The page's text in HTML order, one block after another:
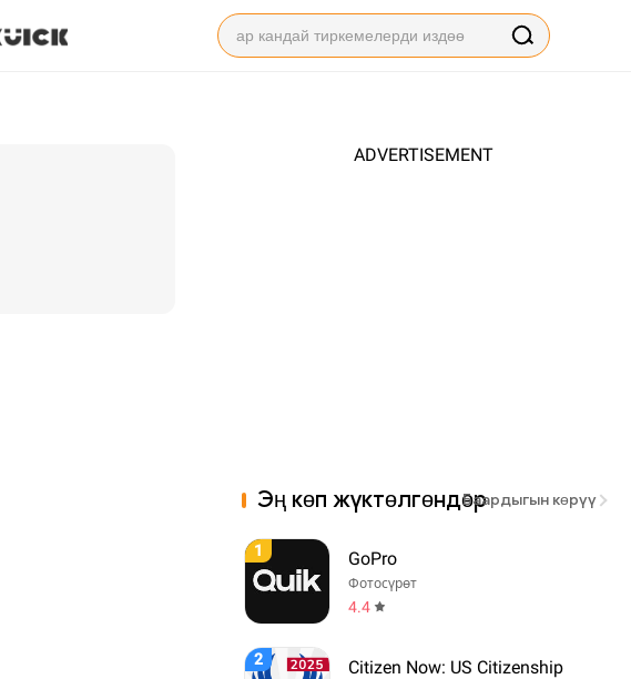
ADVERTISEMENT
Эң көп жүктөлгөндөрБаардыгын көрүү
1 GoPro
Фотосүрөт
4.4
2 Citizen Now: US Citizenship